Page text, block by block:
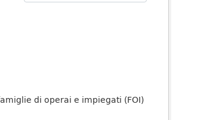
di operai e impiegati (FOI)